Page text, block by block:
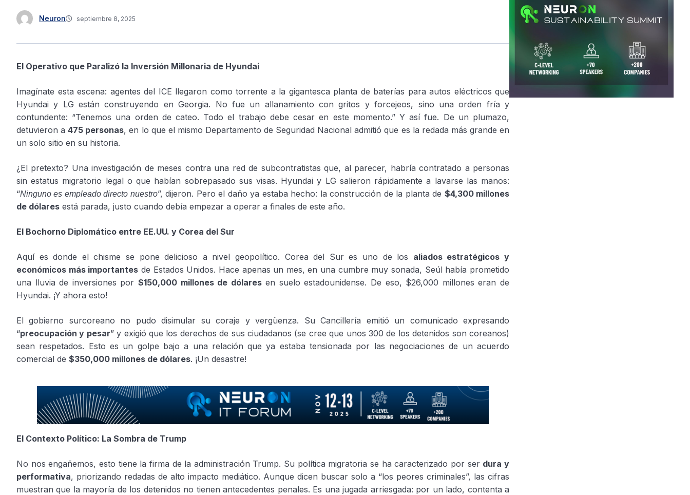
Neuron septiembre 8, 2025
El Operativo que Paralizó la Inversión Millonaria de Hyundai
Imagínate esta escena: agentes del ICE llegaron como torrente a la gigantesca planta de baterías para autos eléctricos que
Hyundai y LG están construyendo en Georgia. No fue un allanamiento con gritos y forcejeos, sino una orden fría y
contundente: “Tenemos una orden de cateo. Todo el trabajo debe cesar en este momento.” Y así fue. De un plumazo,
detuvieron a475 personas, en lo que el mismo Departamento de Seguridad Nacional admitió que es la redada más grande en
un solo sitio en su historia.
¿El pretexto? Una investigación de meses contra una red de subcontratistas que, al parecer, habría contratado a personas
sin estatus migratorio legal o que habían sobrepasado sus visas. Hyundai y LG salieron rápidamente a lavarse las manos:
“Ninguno es empleado directo nuestro”, dijeron. Pero el daño ya estaba hecho: la construcción de la planta de $4,300 millones
de dólares está parada, justo cuando debía empezar a operar a finales de este año.
El Bochorno Diplomático entre EE.UU. y Corea del Sur
Aquí es donde el chisme se pone delicioso a nivel geopolítico. Corea del Sur es uno de los aliados estratégicos y
económicos más importantes de Estados Unidos. Hace apenas un mes, en una cumbre muy sonada, Seúl había prometido
una lluvia de inversiones por $150,000 millones de dólaresen suelo estadounidense. De eso, $26,000 millones eran de
Hyundai. ¡Y ahora esto!
El gobierno surcoreano no pudo disimular su coraje y vergüenza. Su Cancillería emitió un comunicado expresando
“preocupación y pesar” y exigió que los derechos de sus ciudadanos (se cree que unos 300 de los detenidos son coreanos)
sean respetados. Esto es un golpe bajo a una relación que ya estaba tensionada por las negociaciones de un acuerdo
comercial de $350,000 millones de dólares. ¡Un desastre!
El Contexto Político: La Sombra de Trump
No nos engañemos, esto tiene la firma de la administración Trump. Su política migratoria se ha caracterizado por ser dura y
performativa, priorizando redadas de alto impacto mediático. Aunque dicen buscar solo a “los peores criminales”, las cifras
muestran que la mayoría de los detenidos no tienen antecedentes penales. Es una jugada arriesgada: por un lado, contenta a